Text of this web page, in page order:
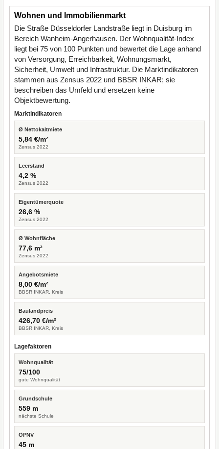
Wohnen und Immobilienmarkt
Die Straße Düsseldorfer Landstraße liegt in Duisburg im
Bereich Wanheim-Angerhausen. Der Wohnqualität-Index
liegt bei 75 von 100 Punkten und bewertet die Lage anhand
von Versorgung, Erreichbarkeit, Wohnungsmarkt,
Sicherheit, Umwelt und Infrastruktur. Die Marktindikatoren
stammen aus Zensus 2022 und BBSR INKAR; sie
beschreiben das Umfeld und ersetzen keine
Objektbewertung.
Marktindikatoren
Ø Nettokaltmiete
5,84 €/m²
Zensus 2022
Leerstand
4,2 %
Zensus 2022
Eigentümerquote
26,6 %
Zensus 2022
Ø Wohnfläche
77,6 m²
Zensus 2022
Angebotsmiete
8,00 €/m²
BBSR INKAR, Kreis
Baulandpreis
426,70 €/m²
BBSR INKAR, Kreis
Lagefaktoren
Wohnqualität
75/100
gute Wohnqualität
Grundschule
559 m
nächste Schule
ÖPNV
45 m